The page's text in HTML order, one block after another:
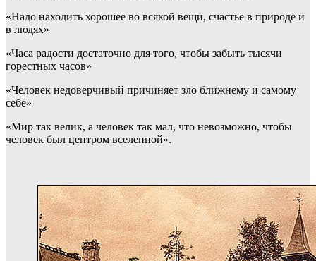
«Надо находить хорошее во всякой вещи, счастье в природе и
в людях»
«Часа радости достаточно для того, чтобы забыть тысячи
горестных часов»
«Человек недоверчивый причиняет зло ближнему и самому
себе»
«Мир так велик, а человек так мал, что невозможно, чтобы
человек был центром вселенной».